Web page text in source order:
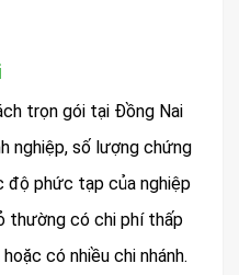
trọn gói tại Đồng Nai
nghiệp, số lượng chứng
độ phức tạp của nghiệp
thường có chi phí thấp
có nhiều chi nhánh.